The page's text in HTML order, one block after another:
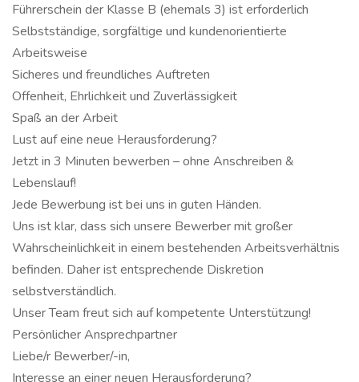
Führerschein der Klasse B (ehemals 3) ist erforderlich
Selbstständige, sorgfältige und kundenorientierte
Arbeitsweise
Sicheres und freundliches Auftreten
Offenheit, Ehrlichkeit und Zuverlässigkeit
Spaß an der Arbeit
Lust auf eine neue Herausforderung?
Jetzt in 3 Minuten bewerben – ohne Anschreiben &
Lebenslauf!
Jede Bewerbung ist bei uns in guten Händen.
Uns ist klar, dass sich unsere Bewerber mit großer
Wahrscheinlichkeit in einem bestehenden Arbeitsverhältnis
befinden. Daher ist entsprechende Diskretion
selbstverständlich.
Unser Team freut sich auf kompetente Unterstützung!
Persönlicher Ansprechpartner
Liebe/r Bewerber/-in,
Interesse an einer neuen Herausforderung?